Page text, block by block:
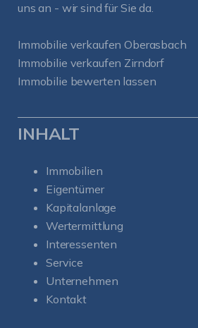
uns an - wir sind für Sie da.
Immobilie verkaufen Oberasbach
Immobilie verkaufen Zirndorf
Immobilie bewerten lassen
INHALT
Immobilien
Eigentümer
Kapitalanlage
Wertermittlung
Interessenten
Service
Unternehmen
Kontakt